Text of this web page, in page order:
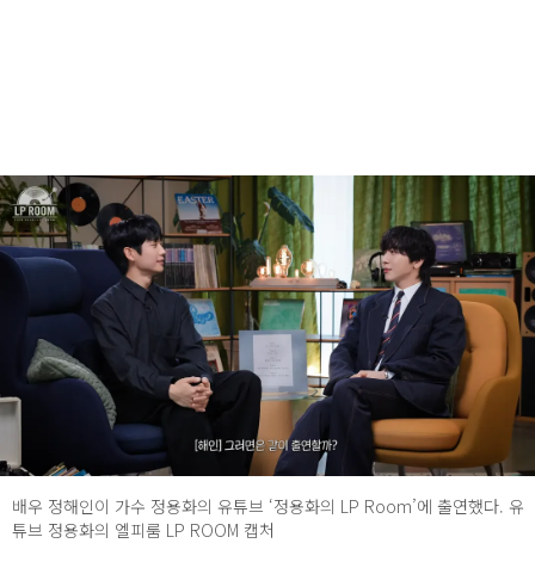
배우 정해인이 가수 정용화의 유튜브 ‘정용화의 LP Room’에 출연했다. 유
튜브 정용화의 엘피룸 LP ROOM 캡처